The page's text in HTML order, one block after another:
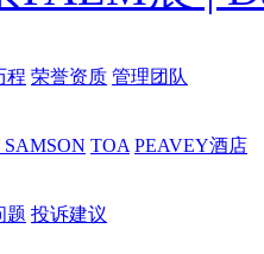
程 荣誉资质 管理团队
SAMSON TOA PEAVEY酒店
题 投诉建议